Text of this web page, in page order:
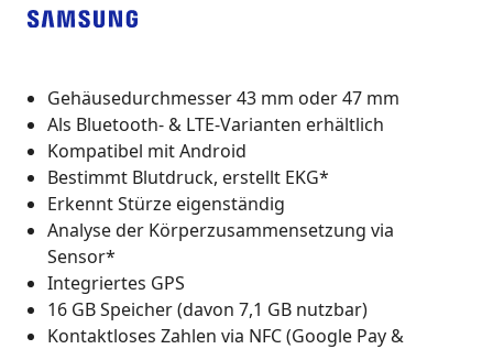
Gehäusedurchmesser 43 mm oder 47 mm
Als Bluetooth- & LTE-Varianten erhältlich
Kompatibel mit Android
Bestimmt Blutdruck, erstellt EKG*
Erkennt Stürze eigenständig
Analyse der Körperzusammensetzung via
Sensor*
Integriertes GPS
16 GB Speicher (davon 7,1 GB nutzbar)
Kontaktloses Zahlen via NFC (Google Pay &